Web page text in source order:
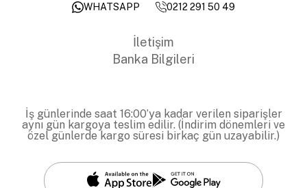
WHATSAPP
0212 291 50 49
İletişim
Banka Bilgileri
İş günlerinde saat 16:00’ya kadar verilen siparişler
aynı gün kargoya teslim edilir. (İndirim dönemleri ve
özel günlerde kargo süresi birkaç gün uzayabilir.)